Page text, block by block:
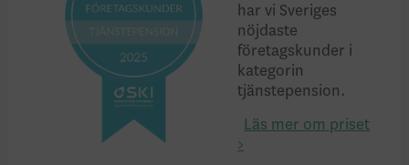
har vi Sveriges
nöjdaste
företagskunder i
kategorin
tjänstepension.
Läs mer om priset
>